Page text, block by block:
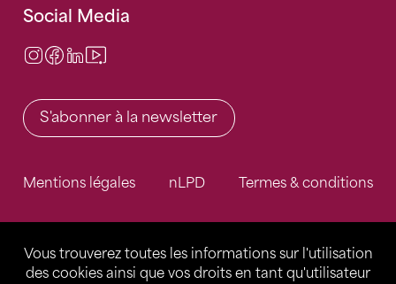
Vous trouverez toutes les informations sur l'utilisation
des cookies ainsi que vos droits en tant qu'utilisateur
Social Media
Instagram
Facebook
LinkedIn
S'abonner à la newsletter
Mentions légales nLPD Termes & conditions